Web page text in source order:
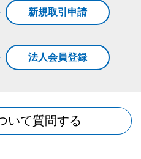
新規取引申請
法人会員登録
いて質問する